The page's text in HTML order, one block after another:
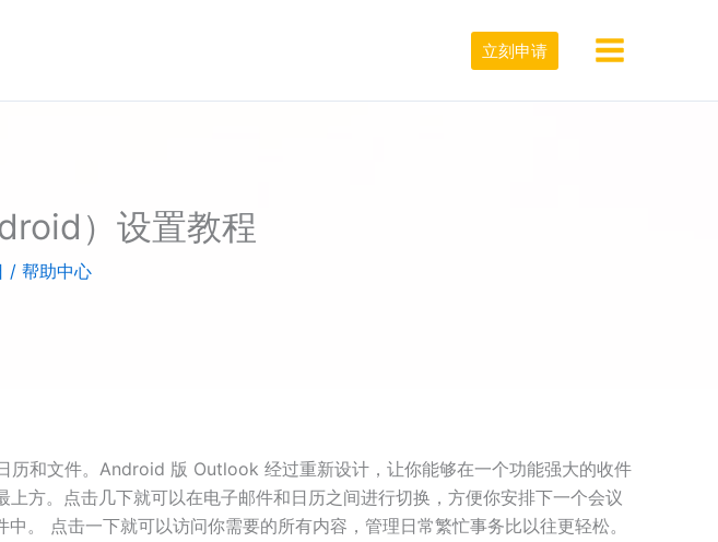
立刻申请
）设置教程
/ 帮助中心
和文件。Android 版 Outlook 经过重新设计，让你能够在一个功能强大的收件
方。点击几下就可以在电子邮件和日历之间进行切换，方便你安排下一个会议
。 点击一下就可以访问你需要的所有内容，管理日常繁忙事务比以往更轻松。